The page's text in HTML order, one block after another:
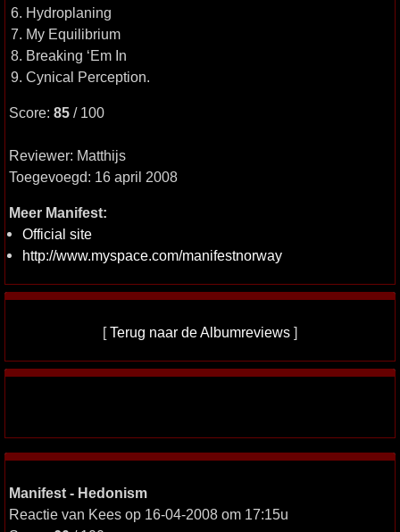
6. Hydroplaning
7. My Equilibrium
8. Breaking ‘Em In
9. Cynical Perception.
Score: 85 / 100
Reviewer: Matthijs
Toegevoegd: 16 april 2008
Meer Manifest:
Official site
http://www.myspace.com/manifestnorway
[Terug naar de Albumreviews ]
Manifest - Hedonism
Reactie van Kees op 16-04-2008 om 17:15u